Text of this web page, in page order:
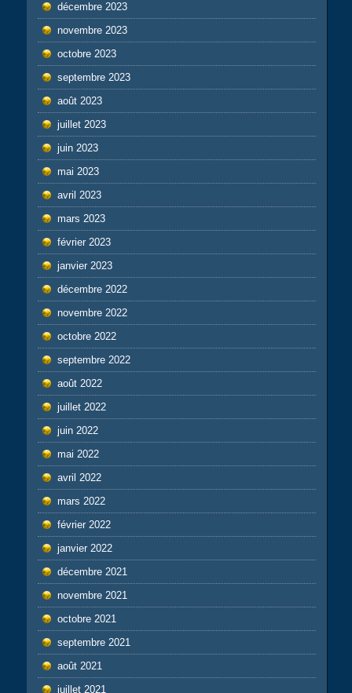
décembre 2023
novembre 2023
octobre 2023
septembre 2023
août 2023
juillet 2023
juin 2023
mai 2023
avril 2023
mars 2023
février 2023
janvier 2023
décembre 2022
novembre 2022
octobre 2022
septembre 2022
août 2022
juillet 2022
juin 2022
mai 2022
avril 2022
mars 2022
février 2022
janvier 2022
décembre 2021
novembre 2021
octobre 2021
septembre 2021
août 2021
juillet 2021